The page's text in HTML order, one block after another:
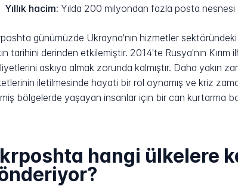
Yıllık hacim: Yılda 200 milyondan fazla posta
günümüzde Ukrayna'nın hizmetler
tarihini derinden etkilemiştir. 2014'te Rusya'nın
askıya almak zorunda kalmıştır. Daha yakın
iletilmesinde hayati bir rol oynamış ve kriz
bölgelerde yaşayan insanlar için bir can kurtarma
hangi ülkelere